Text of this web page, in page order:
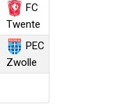
FC
Twente
PEC
Zwolle